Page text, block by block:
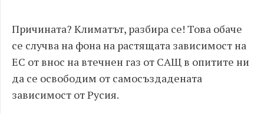
Причината? Климатът, разбира се! Това обаче
се случва на фона на растящата зависимост на
ЕС от внос на втечнен газ от САЩ в опитите ни
да се освободим от самосъздадената
зависимост от Русия.